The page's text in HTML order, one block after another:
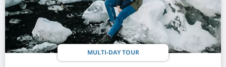
MULTI-DAY TOUR